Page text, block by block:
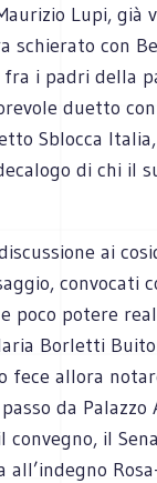
Lupi, già
schierato con
fra i padri della
duetto
Sblocca Italia,
di chi il
ai
convocati
poco potere
Borletti
fece allora
da Palazzo
convegno, il
all’indegno